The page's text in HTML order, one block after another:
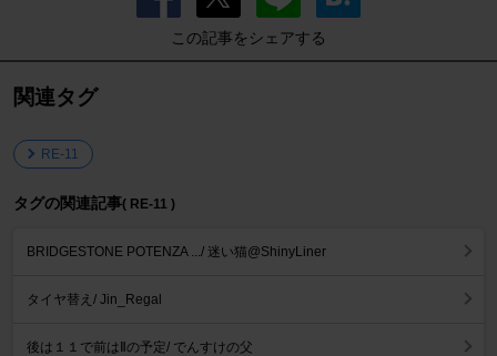
この記事をシェアする
関連タグ
RE-11
タグの関連記事( RE-11 )
BRIDGESTONE POTENZA .../ 迷い猫@ShinyLiner
タイヤ替え/ Jin_Regal
後は１１で前はⅡの予定/ でんすけの父